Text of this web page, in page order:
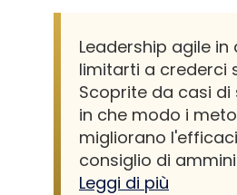
Leadership agile in
limitarti a crederci
Scoprite da casi di
in che modo i
migliorano
consiglio di
Leggi di più